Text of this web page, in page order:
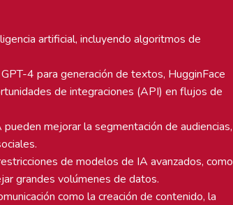
artificial, incluyendo algoritmos de
4 para generación de textos, HugginFace
de integraciones (API) en flujos de
mejorar la segmentación de audiencias,
de modelos de IA avanzados, como
grandes volúmenes de datos.
como la creación de contenido, la